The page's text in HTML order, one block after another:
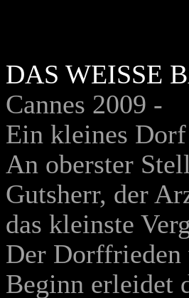
DAS WEISSE
Cannes 2009 -
Ein kleines
An oberster
Gutsherr, der
das kleinste
Der Dorffrieden
Beginn erleidet